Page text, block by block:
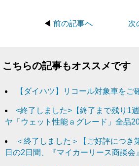
◀ 前の記事へ 次
こちらの記事もオススメです
【ダイハツ】リコール対象車をご
<終了しました>【終了まで残り1
ヤ「ウェット性能ａグレード」全品
＜終了しました＞【ご好評につき
日の2日間、『マイカーリース商談会